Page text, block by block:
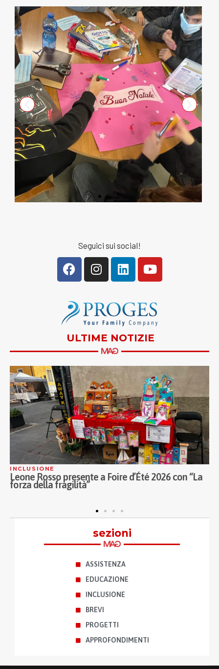
Seguici sui social!
ULTIME NOTIZIE
INCLUSIONE
Leone Rosso presente a Foire d’Été 2026 con “La
forza della fragilità”
sezioni
ASSISTENZA
EDUCAZIONE
INCLUSIONE
BREVI
PROGETTI
APPROFONDIMENTI